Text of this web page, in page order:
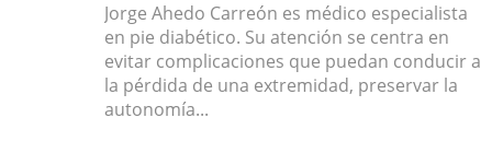
Jorge Ahedo Carreón es médico especialista
en pie diabético. Su atención se centra en
evitar complicaciones que puedan conducir a
la pérdida de una extremidad, preservar la
autonomía...